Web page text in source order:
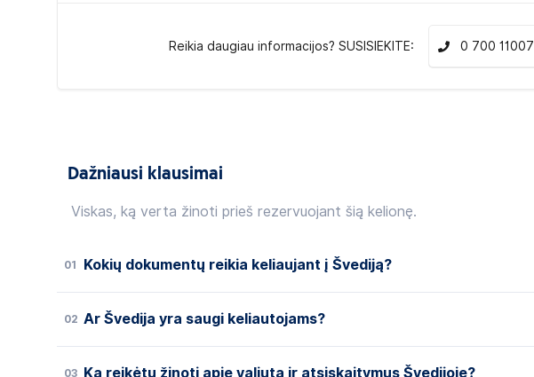
Reikia daugiau informacijos? SUSISIEKITE: 0 700 11007
Dažniausi klausimai
Viskas, ką verta žinoti prieš rezervuojant šią kelionę.
01 Kokių dokumentų reikia keliaujant į Švediją?
02 Ar Švedija yra saugi keliautojams?
03 Ką reikėtų žinoti apie valiutą ir atsiskaitymus Švedijoje?